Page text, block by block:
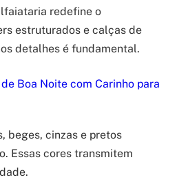
redefine o
estruturados e calças de
detalhes é fundamental.
Boa Noite com Carinho para
beges, cinzas e pretos
Essas cores transmitem